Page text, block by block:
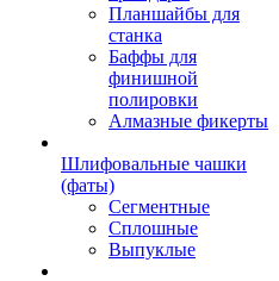
Планшайбы для
станка
Баффы для
финишной
полировки
Алмазные фикерты
Шлифовальные чашки
(фаты)
Сегментные
Сплошные
Выпуклые